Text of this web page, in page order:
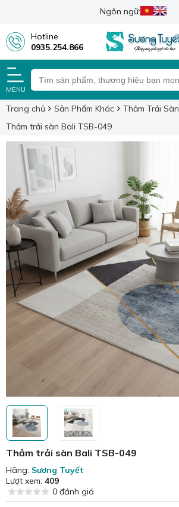
Ngôn ngữ:
Hotline
0935.254.866
MENU
Trang chủ Sản Phẩm Khác
Thảm Trải Sàn
Thảm trải sàn Bali TSB-049
Thảm trải sàn Bali TSB-049
Hãng: Sương Tuyết
Lượt xem: 409
0 đánh giá